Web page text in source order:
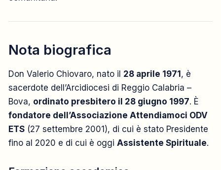
Nota biografica
Don Valerio Chiovaro, nato il 28 aprile 1971 , è
sacerdote dell’Arcidiocesi di Reggio Calabria –
Bova, ordinato presbitero il 28 giugno 1997. È
fondatore dell’Associazione Attendiamoci ODV
ETS (27 settembre 2001), di cui è stato Presidente
fino al 2020 e di cui è oggi Assistente Spirituale.